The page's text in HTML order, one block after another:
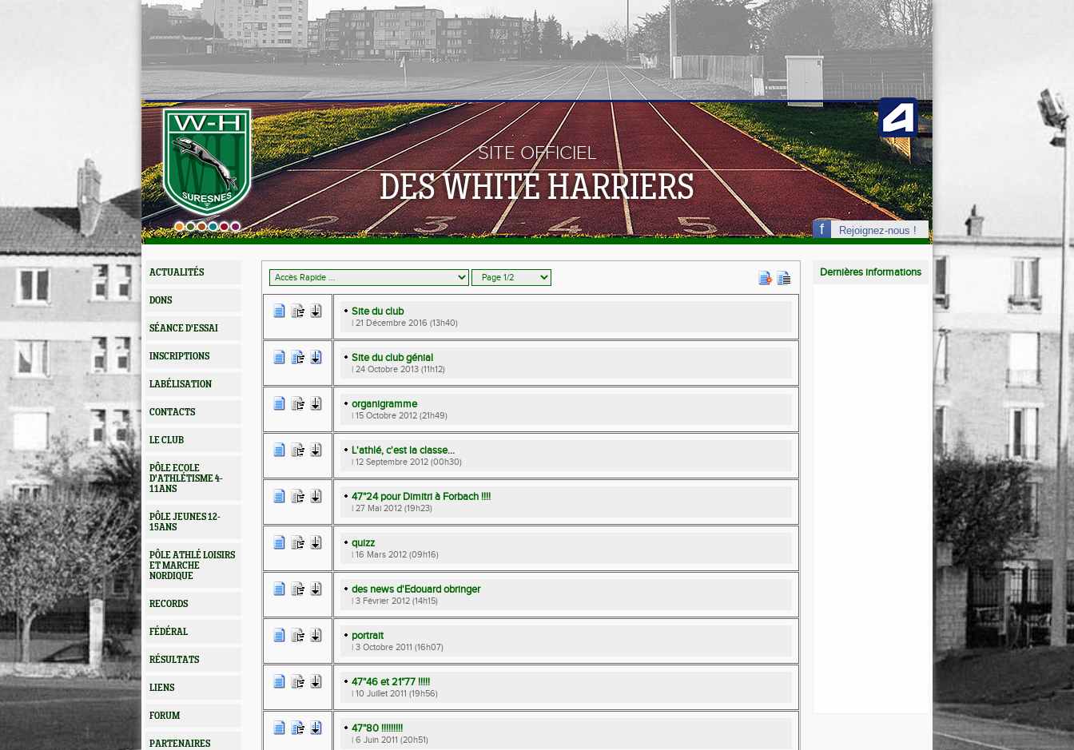
SITE OFFICIEL
DES WHITE HARRIERS
ACTUALITÉS
DONS
SÉANCE D'ESSAI
INSCRIPTIONS
LABÉLISATION
CONTACTS
LE CLUB
PÔLE ECOLE
D'ATHLÉTISME 4-
11ANS
PÔLE JEUNES 12-
15ANS
PÔLE ATHLÉ LOISIRS
ET MARCHE
NORDIQUE
RECORDS
FÉDÉRAL
RÉSULTATS
LIENS
FORUM
PARTENAIRES
Site du club
| 21 Décembre 2016 (13h40)
Site du club génial
| 24 Octobre 2013 (11h12)
organigramme
| 15 Octobre 2012 (21h49)
L'athlé, c'est la classe...
| 12 Septembre 2012 (00h30)
47"24 pour Dimitri à Forbach !!!!
| 27 Mai 2012 (19h23)
quizz
| 16 Mars 2012 (09h16)
des news d'Edouard obringer
| 3 Février 2012 (14h15)
portrait
| 3 Octobre 2011 (16h07)
47"46 et 21"77 !!!!!
| 10 Juillet 2011 (19h56)
47"80 !!!!!!!!!
| 6 Juin 2011 (20h51)
Rejoignez-nous !
Dernières informations